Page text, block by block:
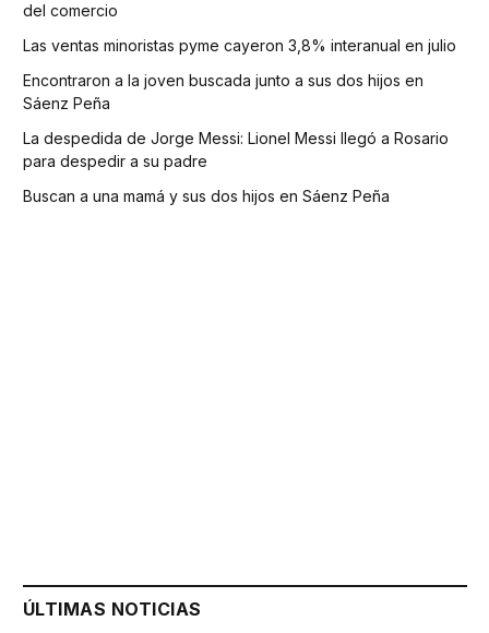
del comercio
Las ventas minoristas pyme cayeron 3,8% interanual en julio
Encontraron a la joven buscada junto a sus dos hijos en
Sáenz Peña
La despedida de Jorge Messi: Lionel Messi llegó a Rosario
para despedir a su padre
Buscan a una mamá y sus dos hijos en Sáenz Peña
ÚLTIMAS NOTICIAS